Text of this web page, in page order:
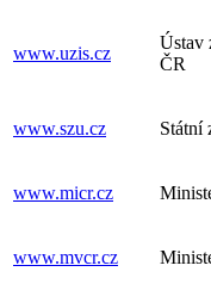
www.uzis.cz
Ústav
ČR
www.szu.cz Státní
www.micr.cz
www.mvcr.cz